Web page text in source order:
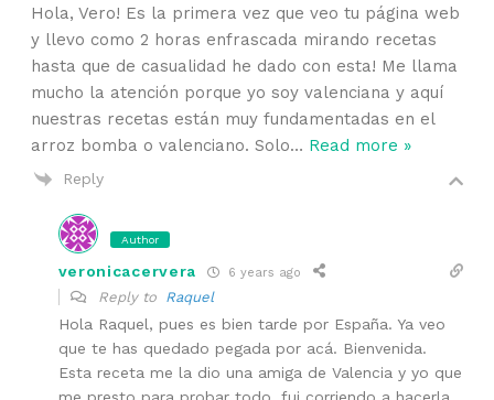
Hola, Vero! Es la primera vez que veo tu página web
y llevo como 2 horas enfrascada mirando recetas
hasta que de casualidad he dado con esta! Me llama
mucho la atención porque yo soy valenciana y aquí
nuestras recetas están muy fundamentadas en el
arroz bomba o valenciano. Solo… Read more »
Reply
Author
veronicacervera 6 years ago
Reply to Raquel
Hola Raquel, pues es bien tarde por España. Ya veo
que te has quedado pegada por acá. Bienvenida.
Esta receta me la dio una amiga de Valencia y yo que